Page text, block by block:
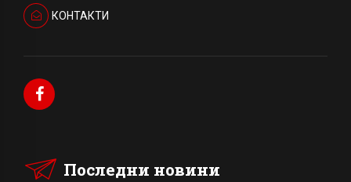
КОНТАКТИ
Последни новини